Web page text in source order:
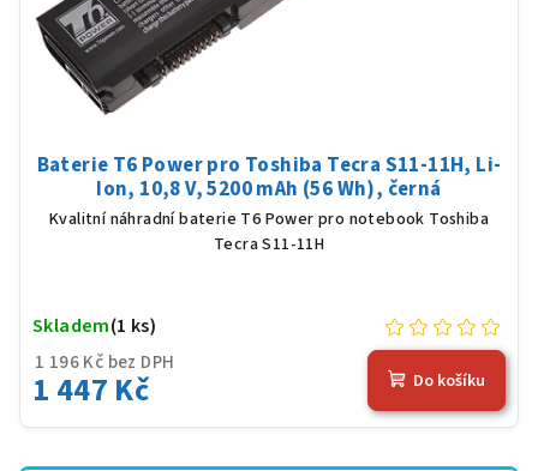
Baterie T6 Power pro Toshiba Tecra S11-11H, Li-
Ion, 10,8 V, 5200 mAh (56 Wh), černá
Kvalitní náhradní baterie T6 Power pro notebook Toshiba
Tecra S11-11H
1 196 Kč bez DPH
1 447 Kč
Skladem(1 ks)
Do košíku